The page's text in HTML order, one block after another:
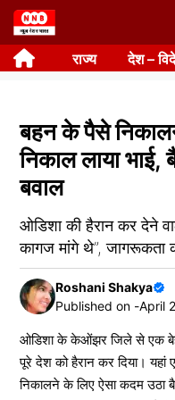
Skip
to
content राज्य देश –
बहन के पैसे
निकाल लाया
बवाल
ओडिशा की हैरान कर देने
कागज मांगे थे”, जागरूकता
Roshani Shakya
Published on -April
ओडिशा के केओंझर जिले से एक
पूरे देश को हैरान कर दिया।
निकालने के लिए ऐसा कदम उठा